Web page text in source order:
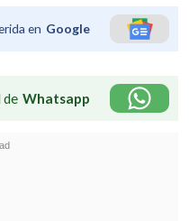
en Google
de Whatsapp